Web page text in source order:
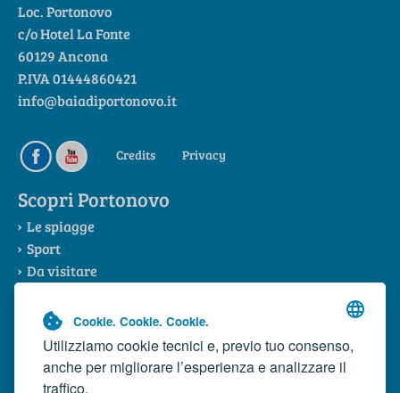
Cookie. Cookie. Cookie.
Utilizziamo cookie tecnici e, previo tuo consenso,
anche per migliorare l’esperienza e analizzare il
traffico.
Loc. Portonovo
c/o Hotel La Fonte
60129 Ancona
P.IVA 01444860421
info@baiadiportonovo.it
Credits Privacy
Scopri Portonovo
Le spiagge
Sport
Da visitare
Il Consorzio
News